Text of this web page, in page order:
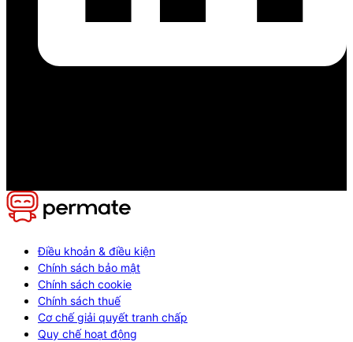
Điều khoản & điều kiện
Chính sách bảo mật
Chính sách cookie
Chính sách thuế
Cơ chế giải quyết tranh chấp
Quy chế hoạt động